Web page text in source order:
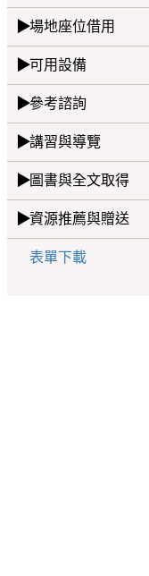
場地座位借用
可用設備
參考諮詢
講習與導覽
圖書與全文取得
資源推薦與贈送
表單下載